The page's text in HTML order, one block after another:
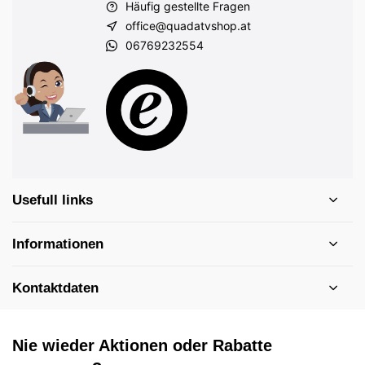
Häufig gestellte Fragen
office@quadatvshop.at
06769232554
Usefull links
Informationen
Kontaktdaten
Nie wieder Aktionen oder Rabatte